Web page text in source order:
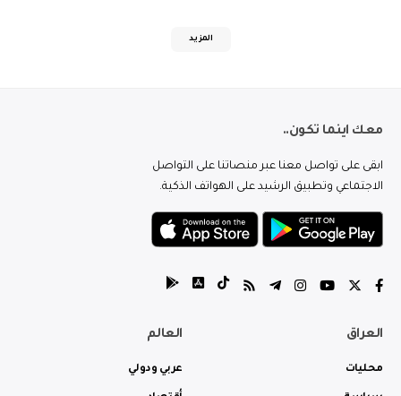
المزيد
معك اينما تكون..
ابقى على تواصل معنا عبر منصاتنا على التواصل
الاجتماعي وتطبيق الرشيد على الهواتف الذكية.
العراق
محليات
العالم
عربي ودولي